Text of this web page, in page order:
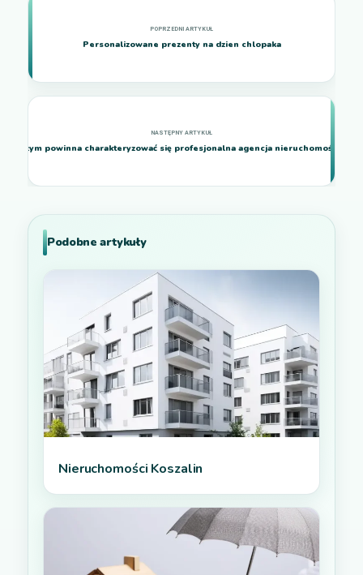
Personalizowane prezenty na dzien chlopaka
Czym powinna charakteryzować się profesjonalna agencja nieruchomości?
Podobne artykuły
Nieruchomości Koszalin